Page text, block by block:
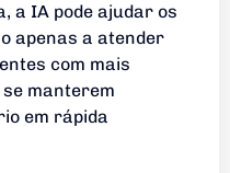
a IA pode ajudar os
apenas a atender
com mais
manterem
em rápida